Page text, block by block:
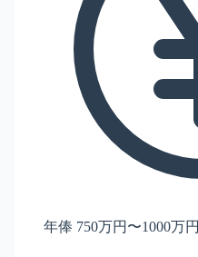
年俸 750万円〜1000万円